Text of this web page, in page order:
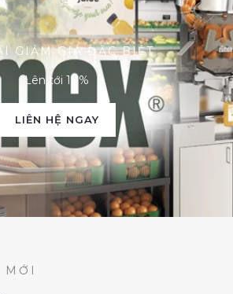
GIẢM GIÁ ĐẶC BIỆT
Lên tới 10%
LIÊN HỆ NGAY
MỚI